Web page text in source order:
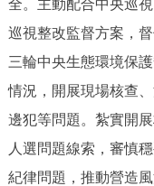
全。主動配合中央巡
巡視整改監督方案，
三輪中央生態環境保
情況，開展現場核查
邊犯等問題。紮實開
人選問題線索，審慎
紀律問題，推動營造